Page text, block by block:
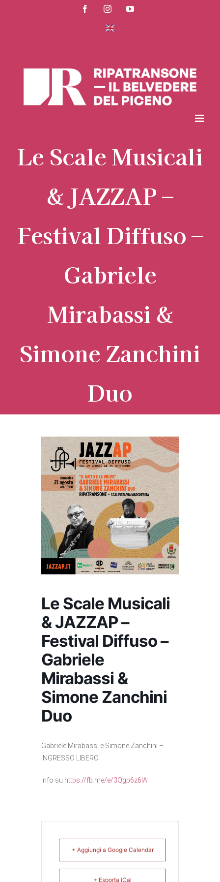
FacebookInstagramYouTube
Le Scale Musicali
& JAZZAP –
Festival Diffuso –
Gabriele
Mirabassi &
Simone Zanchini
Duo
Le Scale Musicali
& JAZZAP –
Festival Diffuso –
Gabriele
Mirabassi &
Simone Zanchini
Duo
Gabriele Mirabassi e Simone Zanchini –
INGRESSO LIBERO
Info su https://fb.me/e/3Qgp6z6IA
+ Aggiungi a Google Calendar
+ Esporta iCal